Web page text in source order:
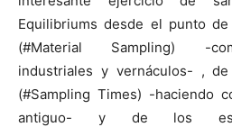
Equilibriums desde el punto
(#Material Sampling) -
industriales y vernáculos- ,
(#Sampling Times) -haciendo
antiguo- y de los